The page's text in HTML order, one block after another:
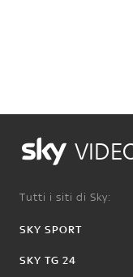
Tutti i siti di Sky:
SKY SPORT
SKY TG 24